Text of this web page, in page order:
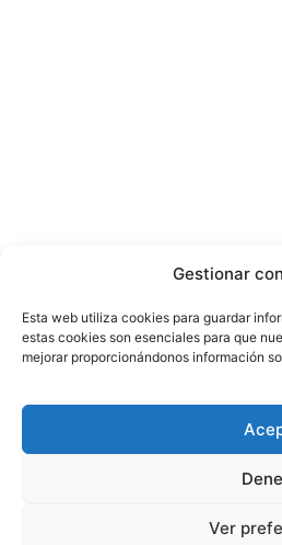
Gestionar
Esta web utiliza cookies para guardar
estas cookies son esenciales para que
mejorar proporcionándonos información
Ver